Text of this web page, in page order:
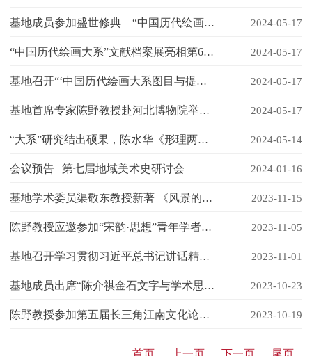
基地成员参加盛世修典—“中国历代绘画大系”河北特展国际学术研讨活动 2024-05-17
“中国历代绘画大系”文献档案展亮相第60届威尼斯国际艺术双年展中国国家馆 2024-05-17
基地召开“‘中国历代绘画大系图目与提要’编纂与研究”项目开题论证会 2024-05-17
基地首席专家陈野教授赴河北博物院举办学术讲座 2024-05-17
“大系”研究结出硕果，陈水华《形理两全：宋画中的鸟类》著作出版 2024-05-14
会议预告 | 第七届地域美术史研讨会 2024-01-16
基地学术委员渠敬东教授新著 《风景的神迹：成渠斋藏透纳版画》出版 2023-11-15
陈野教授应邀参加“宋韵·思想”青年学者研讨会 2023-11-05
基地召开学习贯彻习近平总书记讲话精神座谈会 2023-11-01
基地成员出席“陈介祺金石文字与学术思想研究国际学术研讨会” 2023-10-23
陈野教授参加第五届长三角江南文化论坛活动 2023-10-19
首页 上一页 下一页 尾页